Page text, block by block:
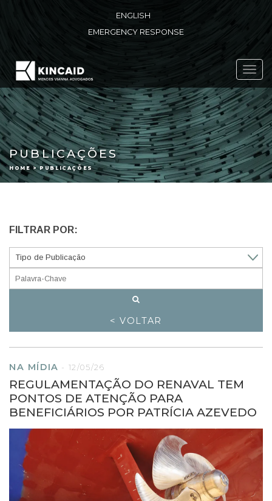
ENGLISH
EMERGENCY RESPONSE
PUBLICAÇÕES
HOME > PUBLICAÇÕES
FILTRAR POR:
< VOLTAR
NA MÍDIA - 12/05/26
REGULAMENTAÇÃO DO RENAVAL TEM
PONTOS DE ATENÇÃO PARA
BENEFICIÁRIOS POR PATRÍCIA AZEVEDO